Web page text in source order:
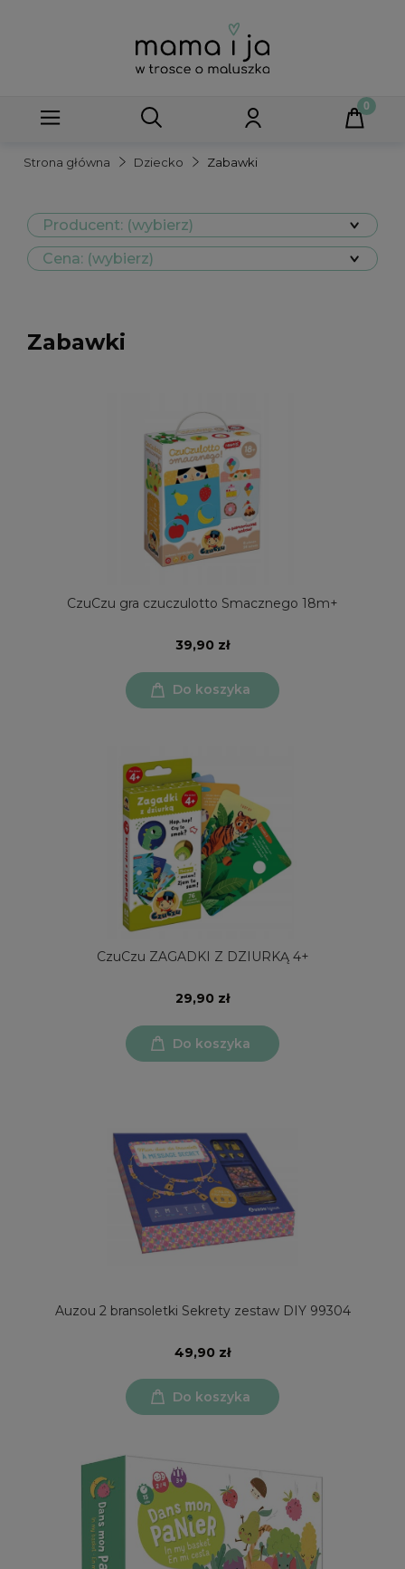
Strona główna Dziecko Zabawki
Producent: (wybierz)
Cena: (wybierz)
Zabawki
CzuCzu gra czuczulotto Smacznego 18m+
39,90 zł
Do koszyka
CzuCzu ZAGADKI Z DZIURKĄ 4+
29,90 zł
Do koszyka
Auzou 2 bransoletki Sekrety zestaw DIY 99304
49,90 zł
Do koszyka